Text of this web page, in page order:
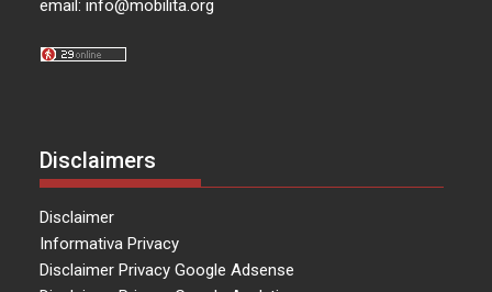
email:info@mobilita.org
Disclaimers
Disclaimer
Informativa Privacy
Disclaimer Privacy Google Adsense